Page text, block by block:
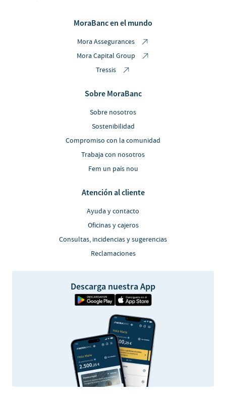
MoraBanc en el mundo
Mora Assegurances
Mora Capital Group
Tressis
Sobre MoraBanc
Sobre nosotros
Sostenibilidad
Compromiso con la comunidad
Trabaja con nosotros
Fem un país nou
Atención al cliente
Ayuda y contacto
Oficinas y cajeros
Consultas, incidencias y sugerencias
Reclamaciones
Descarga nuestra App